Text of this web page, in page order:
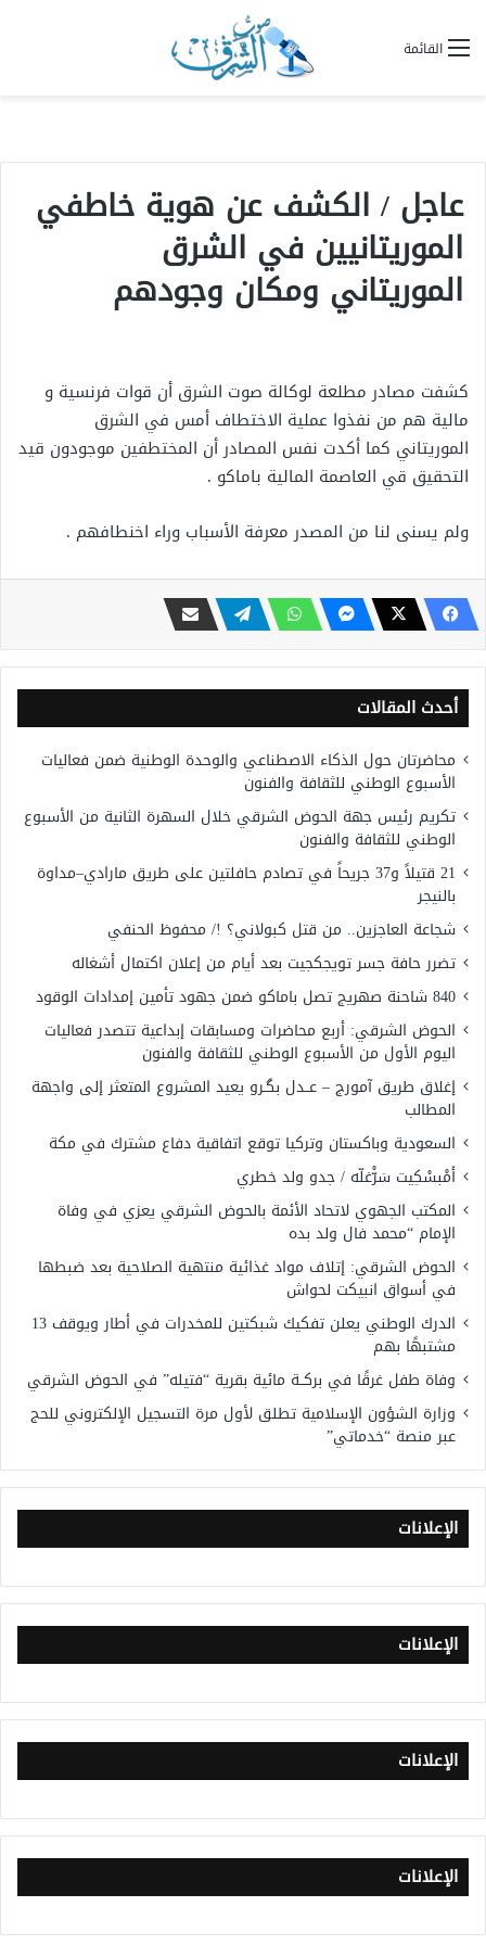
القائمة
عاجل / الكشف عن هوية خاطفي
الموريتانيين في الشرق
الموريتاني ومكان وجودهم
كشفت مصادر مطلعة لوكالة صوت الشرق أن قوات فرنسية و
مالية هم من نفذوا عملية الاختطاف أمس في الشرق
الموريتاني كما أكدت نفس المصادر أن المختطفين موجودون قيد
التحقيق قي العاصمة المالية باماكو .
ولم يسنى لنا من المصدر معرفة الأسباب وراء اخنطافهم .
أحدث المقالات
محاضرتان حول الذكاء الاصطناعي والوحدة الوطنية ضمن فعاليات
الأسبوع الوطني للثقافة والفنون
تكريم رئيس جهة الحوض الشرقي خلال السهرة الثانية من الأسبوع
الوطني للثقافة والفنون
21 قتيلاً و37 جريحاً في تصادم حافلتين على طريق مارادي–مداوة
بالنيجر
شجاعة العاجزين.. من قتل كبولاني؟ !/ محفوظ الحنفي
تضرر حافة جسر تويجكجيت بعد أيام من إعلان اكتمال أشغاله
840 شاحنة صهريج تصل باماكو ضمن جهود تأمين إمدادات الوقود
الحوض الشرقي: أربع محاضرات ومسابقات إبداعية تتصدر فعاليات
اليوم الأول من الأسبوع الوطني للثقافة والفنون
إغلاق طريق آمورج – عــدل بگـرو يعيد المشروع المتعثر إلى واجهة
المطالب
السعودية وباكستان وتركيا توقع اتفاقية دفاع مشترك في مكة
أَمْبسْكِيت سَرّْغلّه / جدو ولد خطري
المكتب الجهوي لاتحاد الأئمة بالحوض الشرقي يعزي في وفاة
الإمام “محمد فال ولد بده
الحوض الشرقي: إتلاف مواد غذائية منتهية الصلاحية بعد ضبطها
في أسواق انبيكت لحواش
الدرك الوطني يعلن تفكيك شبكتين للمخدرات في أطار ويوقف 13
مشتبهًا بهم
وفاة طفل غرقًا في بركــة مائية بقرية “فتيله” في الحوض الشرقي
وزارة الشؤون الإسلامية تطلق لأول مرة التسجيل الإلكتروني للحج
عبر منصة “خدماتي”
الإعلانات
الإعلانات
الإعلانات
الإعلانات